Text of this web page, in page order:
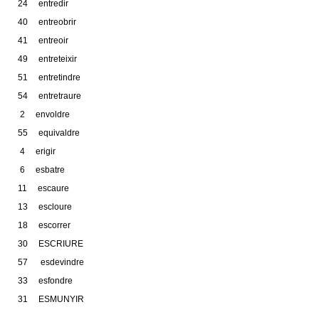
24 entredir
40 entreobrir
41 entreoir
49 entreteixir
51 entretindre
54 entretraure
2 envoldre
55 equivaldre
4 erigir
6 esbatre
11 escaure
13 escloure
18 escorrer
30 ESCRIURE
57 esdevindre
33 esfondre
31 ESMUNYIR